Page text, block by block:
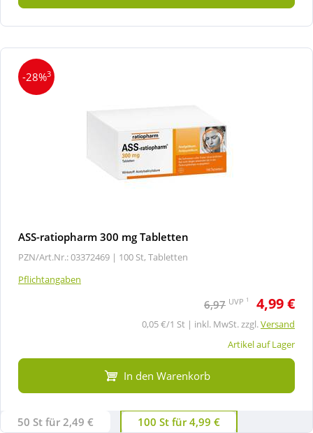
-28%3
ASS-ratiopharm 300 mg Tabletten
PZN/Art.Nr.: 03372469 | 100 St, Tabletten
Pflichtangaben
6,97 UVP 1 4,99 €
0,05 €/1 St | inkl. MwSt. zzgl.Versand
Artikel auf Lager
In den Warenkorb
50 St für 2,49 € 100 St für 4,99 €